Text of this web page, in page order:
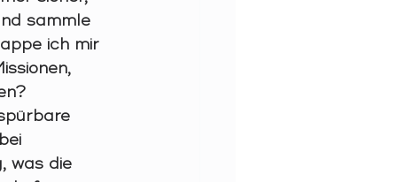
sammle
ich mir
was die